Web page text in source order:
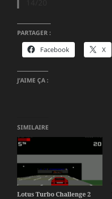
PARTAGER :
Facebook X
J’AIME ÇA :
SIMILAIRE
Lotus Turbo Challenge 2